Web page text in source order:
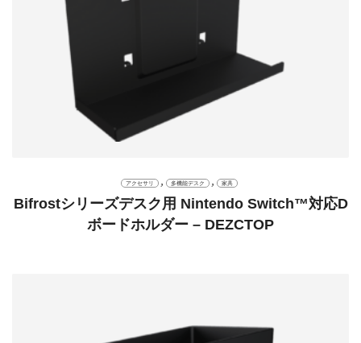
アクセサリ , 多機能デスク , 家具
Bifrostシリーズデスク用 Nintendo Switch™対応D
ボードホルダー – DEZCTOP